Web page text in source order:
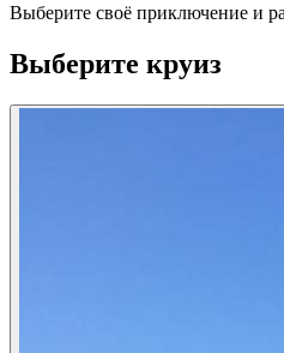
Выберите своё приключение и
Xfho-
qpuvyzgjsncdrm
Выберите круиз